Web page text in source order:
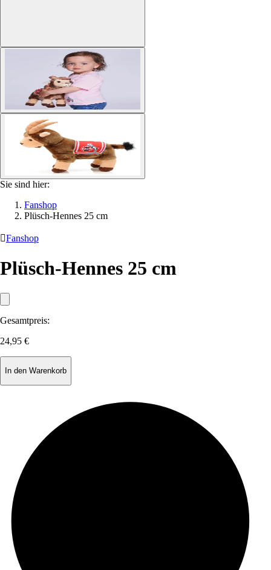
Sie sind hier:
Fanshop
Plüsch-Hennes 25 cm
Fanshop
Plüsch-Hennes 25 cm
Gesamtpreis:
24,95 €
In den Warenkorb